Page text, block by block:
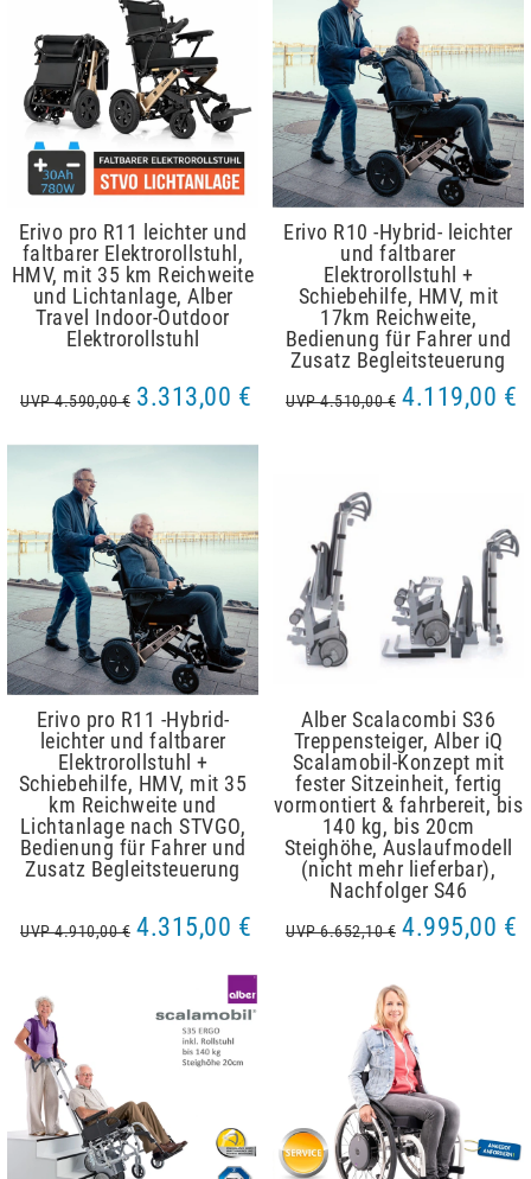
Erivo pro R11 leichter und
faltbarer Elektrorollstuhl,
HMV, mit 35 km Reichweite
und Lichtanlage, Alber
Travel Indoor-Outdoor
Elektrorollstuhl
UVP 4.590,00 € 3.313,00 €
Erivo R10 -Hybrid- leichter
und faltbarer
Elektrorollstuhl +
Schiebehilfe, HMV, mit
17km Reichweite,
Bedienung für Fahrer und
Zusatz Begleitsteuerung
UVP 4.510,00 € 4.119,00 €
Erivo pro R11 -Hybrid-
leichter und faltbarer
Elektrorollstuhl +
Schiebehilfe, HMV, mit 35
km Reichweite und
Lichtanlage nach STVGO,
Bedienung für Fahrer und
Zusatz Begleitsteuerung
UVP 4.910,00 € 4.315,00 €
Alber Scalacombi S36
Treppensteiger, Alber iQ
Scalamobil-Konzept mit
fester Sitzeinheit, fertig
vormontiert & fahrbereit, bis
140 kg, bis 20cm
Steighöhe, Auslaufmodell
(nicht mehr lieferbar),
Nachfolger S46
UVP 6.652,10 € 4.995,00 €